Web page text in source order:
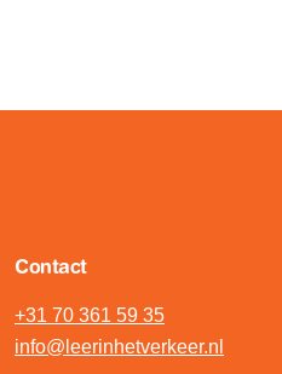
Contact
+31 70 361 59 35
info@leerinhetverkeer.nl